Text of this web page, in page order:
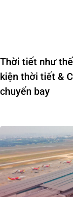
Thời tiết như
kiện thời tiết &
chuyến bay